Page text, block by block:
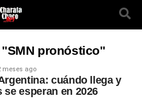
pronóstico"
meses ago
cuándo llega y
se esperan en 2026